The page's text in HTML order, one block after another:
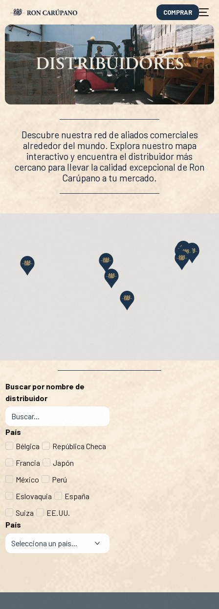
COMPRAR
DISTRIBUIDORES
Descubre nuestra red de aliados comerciales
alrededor del mundo. Explora nuestro mapa
interactivo y encuentra el distribuidor más
cercano para llevar la calidad excepcional de Ron
Carúpano a tu mercado.
Buscar por nombre de
distribuidor
País
Bélgica
República Checa
Francia
Japón
México
Perú
Eslovaquia
España
Suiza
EE.UU.
País
EN